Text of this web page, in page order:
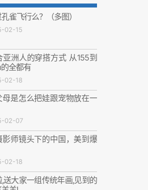
雀飞行么？（多图）
02-15
亚洲人的穿搭方式 从155到
全都有
02-18
母是怎么把娃跟宠物放在一
02-07
影师镜头下的中国，美到爆
02-18
送大家一组传统年画,见到的